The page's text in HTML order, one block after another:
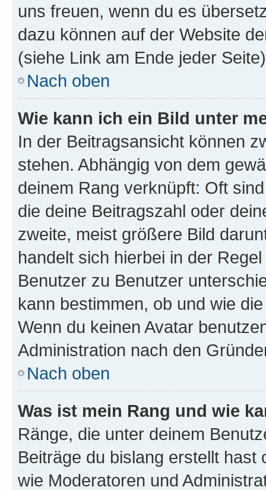
uns freuen, wenn du es
dazu können auf der Website
(siehe Link am Ende jeder
Nach oben
Wie kann ich ein Bild unter
In der Beitragsansicht können
stehen. Abhängig von dem
deinem Rang verknüpft: Oft
die deine Beitragszahl oder
zweite, meist größere Bild
handelt sich hierbei in der
Benutzer zu Benutzer
kann bestimmen, ob und wie
Wenn du keinen Avatar
Administration nach den
Nach oben
Was ist mein Rang und wie
Ränge, die unter deinem
Beiträge du bislang erstellt
wie Moderatoren und